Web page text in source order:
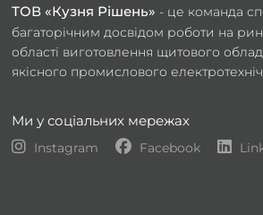
ТОВ «Кузня Рішень» - це команда
багаторічним досвідом роботи на
області виготовлення щитового
якісного промислового
Ми у соціальних мережах
Instagram Facebook